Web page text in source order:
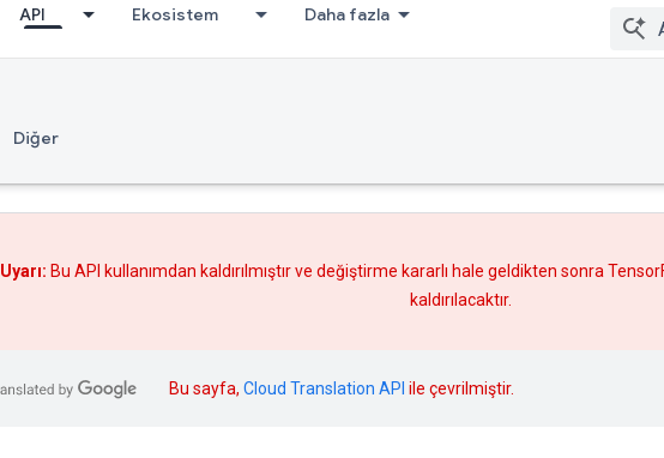
API Ekosistem Daha fazla
Diğer
Uyarı: Bu API kullanımdan kaldırılmıştır ve değiştirme kararlı hale geldikten sonra
kaldırılacaktır.
Bu sayfa, Cloud Translation API ile çevrilmiştir.